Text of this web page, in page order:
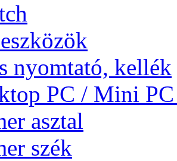
nyomtató, kellék
PC / Mini
asztal
szék